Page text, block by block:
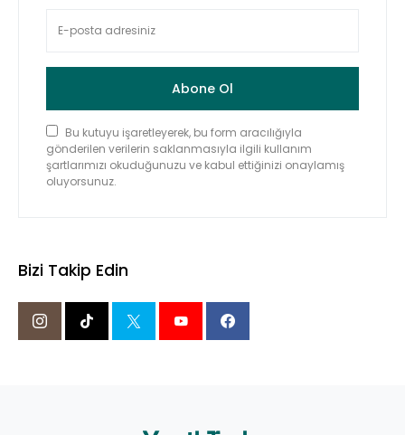
Abone Ol
Bu kutuyu işaretleyerek, bu form aracılığıyla
gönderilen verilerin saklanmasıyla ilgili kullanım
şartlarımızı okuduğunuzu ve kabul ettiğinizi onaylamış
oluyorsunuz.
Bizi Takip Edin